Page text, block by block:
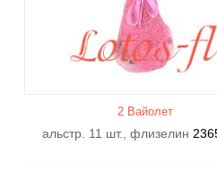
2 Вайолет
альстр. 11 шт., флизелин